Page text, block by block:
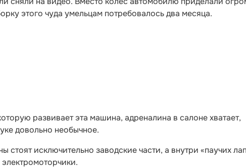
этого чуда умельцам потребовалось два месяца.
развивает эта машина, адреналина в салоне хватает,
довольно необычное.
стоят исключительно заводские части, а внутри «паучих